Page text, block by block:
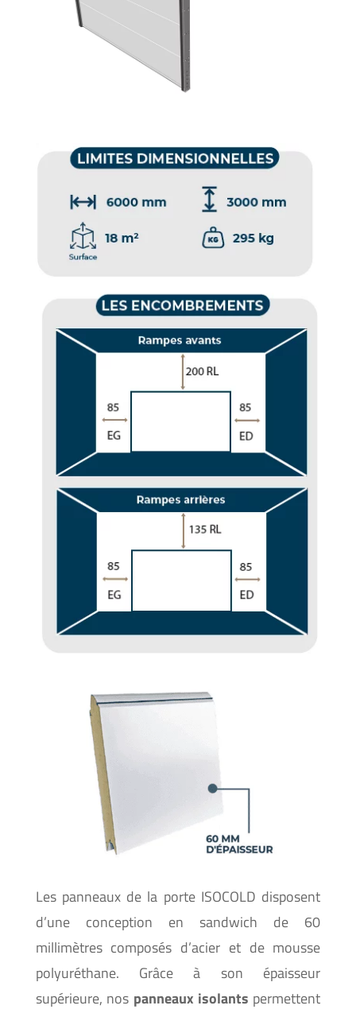
Les panneaux de la porte ISOCOLD disposent
d’une conception en sandwich de 60
millimètres composés d’acier et de mousse
polyuréthane. Grâce à son épaisseur
supérieure, nos panneaux isolants permettent